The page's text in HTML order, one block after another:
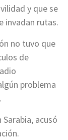
y que se
invadan rutas.
no tuvo que
de
problema
Sarabia, acusó